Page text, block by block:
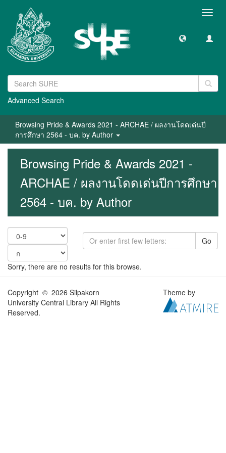
Advanced Search
Browsing Pride & Awards 2021 - ARCHAE / ผลงานโดดเด่นปี
การศึกษา 2564 - บค. by Author
Browsing Pride & Awards 2021 -
ARCHAE / ผลงานโดดเด่นปีการศึกษา
2564 - บค. by Author
Go
Sorry, there are no results for this browse.
Copyright © 2026 Silpakorn
University Central Library All Rights
Reserved.
Theme by